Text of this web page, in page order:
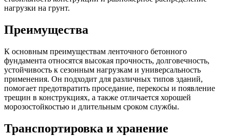
нагрузки на грунт.
Преимущества
К основным преимуществам ленточного бетонного
фундамента относятся высокая прочность, долговечность,
устойчивость к сезонным нагрузкам и универсальность
применения. Он подходит для различных типов зданий,
помогает предотвратить проседание, перекосы и появление
трещин в конструкциях, а также отличается хорошей
морозостойкостью и длительным сроком службы.
Транспортировка и хранение